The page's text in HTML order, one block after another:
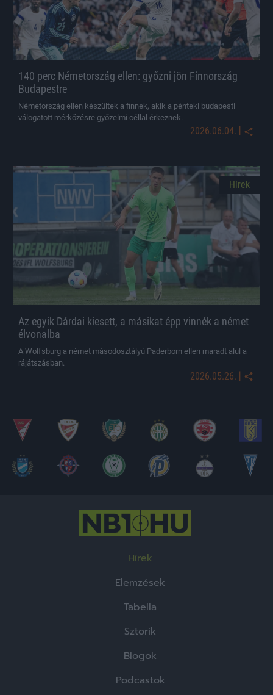
140 perc Németország ellen: győzni jön Finnország
Budapestre
Németország ellen készültek a finnek, akik a pénteki budapesti
válogatott mérkőzésre győzelmi céllal érkeznek.
2026.06.04. |
Hírek
Az egyik Dárdai kiesett, a másikat épp vinnék a német
élvonalba
A Wolfsburg a német másodosztályú Paderborn ellen maradt alul a
rájátszásban.
2026.05.26. |
Hírek
Elemzések
Tabella
Sztorik
Blogok
Podcastok